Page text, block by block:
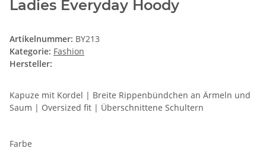
Ladies Everyday Hoody
Artikelnummer: BY213
Kategorie: Fashion
Hersteller:
Kapuze mit Kordel | Breite Rippenbündchen an Ärmeln und
Saum | Oversized fit | Überschnittene Schultern
Farbe